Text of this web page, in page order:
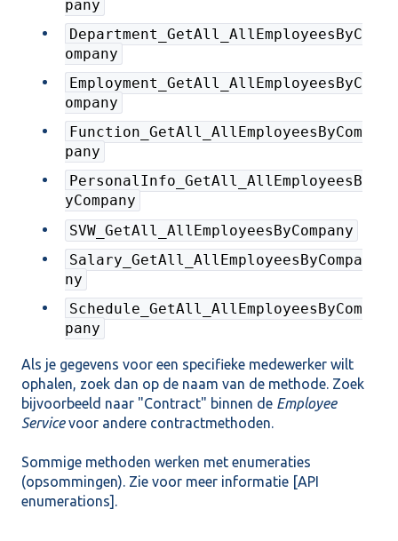
pany
Department_GetAll_AllEmployeesByC
ompany
Employment_GetAll_AllEmployeesByC
ompany
Function_GetAll_AllEmployeesByCom
pany
PersonalInfo_GetAll_AllEmployeesB
yCompany
SVW_GetAll_AllEmployeesByCompany
Salary_GetAll_AllEmployeesByCompa
ny
Schedule_GetAll_AllEmployeesByCom
pany
Als je gegevens voor een specifieke medewerker wilt
ophalen, zoek dan op de naam van de methode. Zoek
bijvoorbeeld naar "Contract" binnen de Employee
Servicevoor andere contractmethoden.
Sommige methoden werken met enumeraties
(opsommingen). Zie voor meer informatie [API
enumerations].